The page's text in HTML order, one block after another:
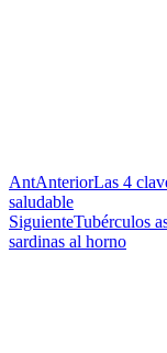
AntAnteriorLas 4
saludable
SiguienteTubérculos
sardinas al horno